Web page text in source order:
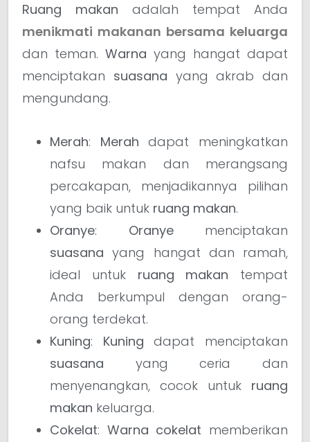
Ruang makan adalah tempat Anda
menikmati makanan bersama keluarga
dan teman. Warna yang hangat dapat
menciptakan suasana yang akrab dan
mengundang.
Merah: Merah dapat meningkatkan
nafsu makan dan merangsang
percakapan, menjadikannya pilihan
yang baik untuk ruang makan.
Oranye: Oranyemenciptakan
suasana yang hangat dan ramah,
ideal untuk ruang makan tempat
Anda berkumpul dengan orang-
orang terdekat.
Kuning: Kuning dapat menciptakan
suasana yang ceria dan
menyenangkan, cocok untuk ruang
makan keluarga.
Cokelat: Warna cokelat memberikan